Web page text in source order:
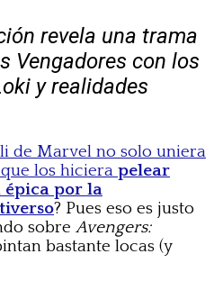
revela una trama
Vengadores con los
y realidades
de Marvel no solo uniera
los hiciera pelear
épica por la
? Pues eso es justo
sobreAvengers:
bastante locas (y